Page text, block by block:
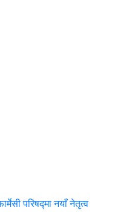
परिषद्मा नयाँ नेतृत्व